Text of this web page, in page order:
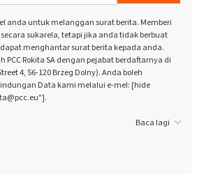
anda untuk melanggan surat berita. Memberi
sukarela, tetapi jika anda tidak berbuat
menghantar surat berita kepada anda.
PCC Rokita SA dengan pejabat berdaftarnya di
4, 56-120 Brzeg Dolny). Anda boleh
Data kami melalui e-mel: [hide
Baca lagi